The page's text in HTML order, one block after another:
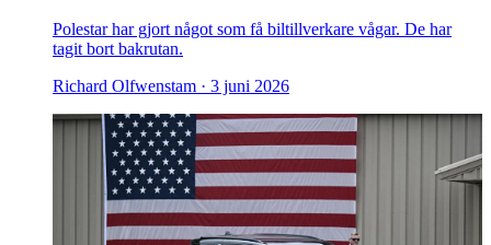
Polestar har gjort något som få biltillverkare vågar. De har
tagit bort bakrutan.
Richard Olfwenstam · 3 juni 2026